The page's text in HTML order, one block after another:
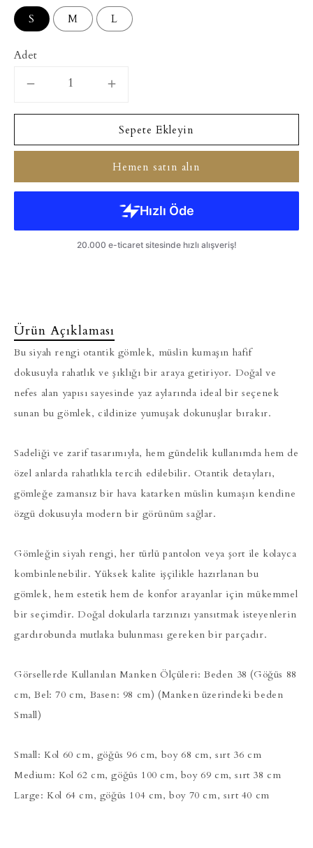
S M L
Adet
Sepete Ekleyin
Hemen satın alın
Ürün Açıklaması
Bu siyah rengi otantik gömlek, müslin kumaşın hafif
dokusuyla rahatlık ve şıklığı bir araya getiriyor. Doğal ve
nefes alan yapısı sayesinde yaz aylarında ideal bir seçenek
sunan bu gömlek, cildinize yumuşak dokunuşlar bırakır.
Sadeliği ve zarif tasarımıyla, hem gündelik kullanımda hem de
özel anlarda rahatlıkla tercih edilebilir. Otantik detayları,
gömleğe zamansız bir hava katarken müslin kumaşın kendine
özgü dokusuyla modern bir görünüm sağlar.
Gömleğin siyah rengi, her türlü pantolon veya şort ile kolayca
kombinlenebilir. Yüksek kalite işçilikle hazırlanan bu
gömlek, hem estetik hem de konfor arayanlar için mükemmel
bir seçimdir. Doğal dokularla tarzınızı yansıtmak isteyenlerin
gardırobunda mutlaka bulunması gereken bir parçadır.
Görsellerde Kullanılan Manken Ölçüleri: Beden 38 (Göğüs 88
cm, Bel: 70 cm, Basen: 98 cm) (Manken üzerindeki beden
Small)
Small: Kol 60 cm, göğüs 96 cm, boy 68 cm, sırt 36 cm
Medium: Kol 62 cm, göğüs 100 cm, boy 69 cm, sırt 38 cm
Large: Kol 64 cm, göğüs 104 cm, boy 70 cm, sırt 40 cm